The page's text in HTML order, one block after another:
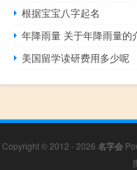
根据宝宝八字起名
年降雨量 关于年降雨量的
美国留学读研费用多少呢
Copyright © 2012 - 2026 名字会